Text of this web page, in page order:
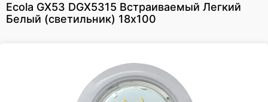
Ecola GX53 DGX5315 Встраиваемый Легкий
Белый (светильник) 18x100